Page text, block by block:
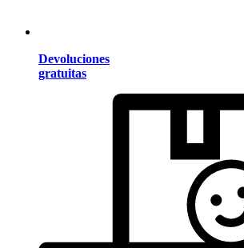
Devoluciones
gratuitas